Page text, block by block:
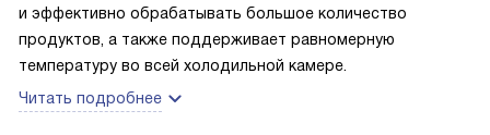
и эффективно обрабатывать большое количество
продуктов, а также поддерживает равномерную
температуру во всей холодильной камере.
Читать подробнее